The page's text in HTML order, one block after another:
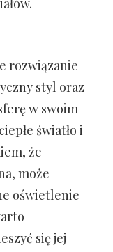
rozwiązanie
styl oraz
w swoim
światło i
że
może
oświetlenie
się jej